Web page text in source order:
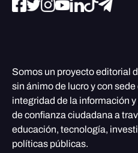
Somos un proyecto editorial
sin ánimo de lucro y con
integridad de la información
de confianza ciudadana a
educación, tecnología,
políticas públicas.